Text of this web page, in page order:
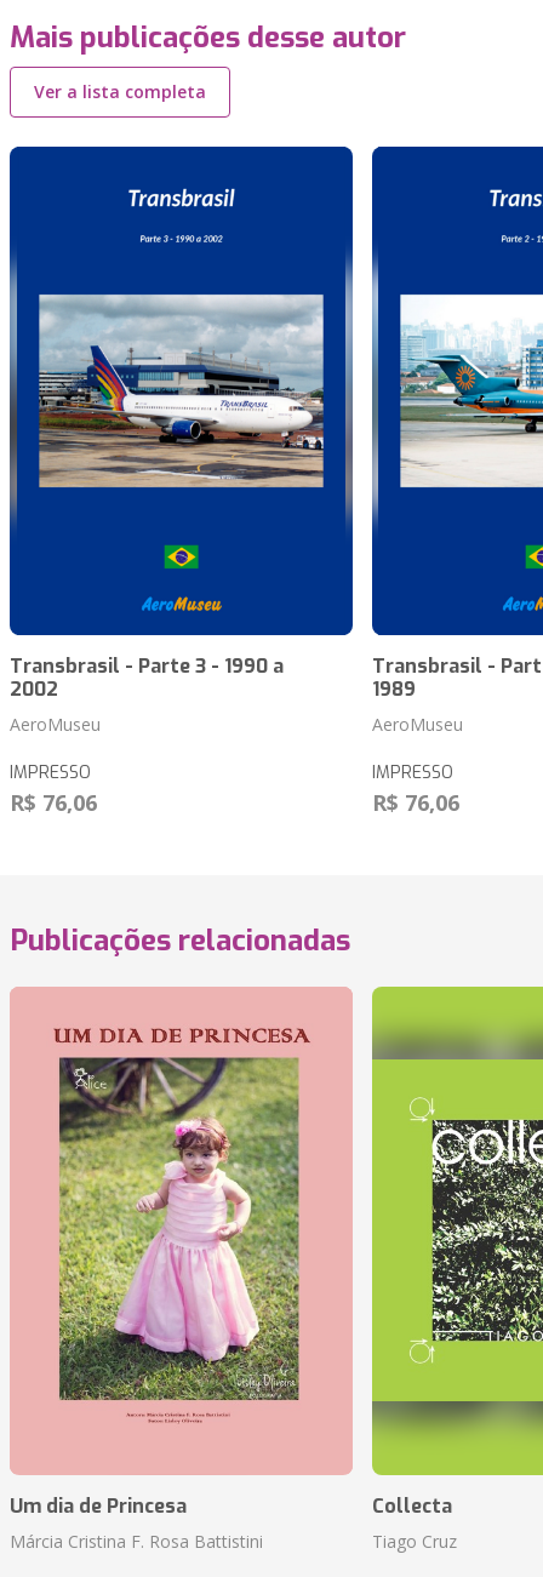
Mais publicações desse autor
Ver a lista completa
Transbrasil - Parte 3 - 1990 a
2002
AeroMuseu
IMPRESSO
R$ 76,06
Transbrasil -
1989
AeroMuseu
IMPRESSO
R$ 76,06
Publicações relacionadas
Um dia de Princesa
Márcia Cristina F. Rosa Battistini
Collecta
Tiago Cruz